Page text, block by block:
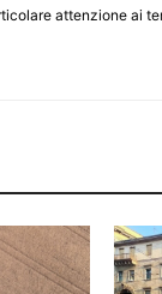
attenzione ai